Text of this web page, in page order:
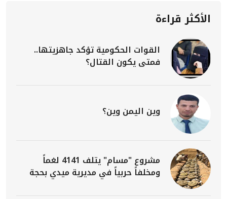
الأكثر قراءة
القوات الحكومية تؤكد جاهزيتها..
فمتى يكون القتال؟
وين اليمن وين؟
مشروع "مسام" يتلف 4141 لغماً
ومخلفاً حربياً في مديرية ميدي بحجة